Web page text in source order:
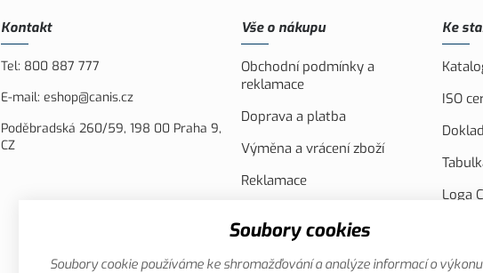
Kontakt
Tel: 800 887 777
E-mail: eshop@canis.cz
Poděbradská 260/59, 198 00 Praha 9,
CZ
Vše o nákupu
Obchodní podmínky a
reklamace
Doprava a platba
Výměna a vrácení zboží
Reklamace
Akční leták
Ke
ISO
Loga
FVE
Soubory cookies
Soubory cookie používáme ke shromažďování a analýze informací o